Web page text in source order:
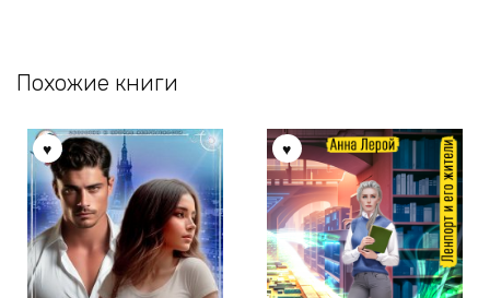
Похожие книги